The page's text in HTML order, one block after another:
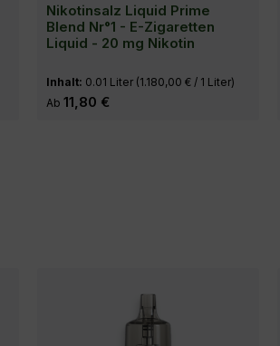
Nikotinsalz Liquid Prime
Blend Nr°1 - E-Zigaretten
Liquid - 20 mg Nikotin
Inhalt: 0.01 Liter (1.180,00 € / 1 Liter)
Regulärer Preis:
Ab 11,80 €